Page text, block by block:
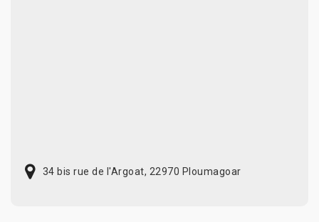
34 bis rue de l'Argoat, 22970 Ploumagoar